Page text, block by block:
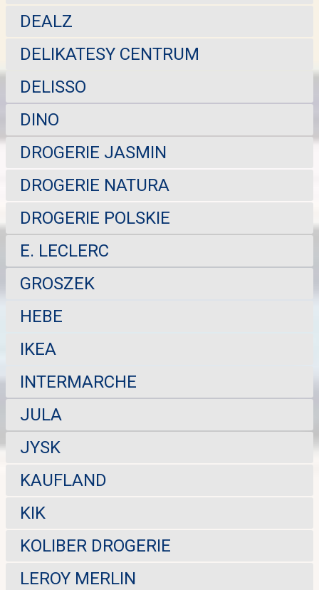
DEALZ
DELIKATESY CENTRUM
DELISSO
DINO
DROGERIE JASMIN
DROGERIE NATURA
DROGERIE POLSKIE
E. LECLERC
GROSZEK
HEBE
IKEA
INTERMARCHE
JULA
JYSK
KAUFLAND
KIK
KOLIBER DROGERIE
LEROY MERLIN